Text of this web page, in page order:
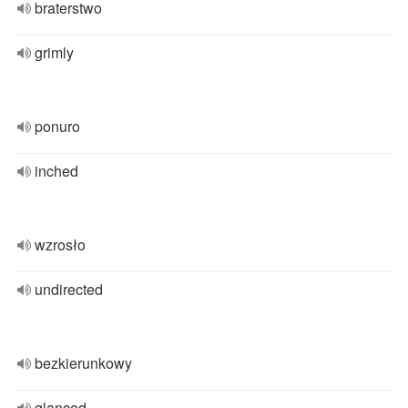
braterstwo
grimly
ponuro
inched
wzrosło
undirected
bezkierunkowy